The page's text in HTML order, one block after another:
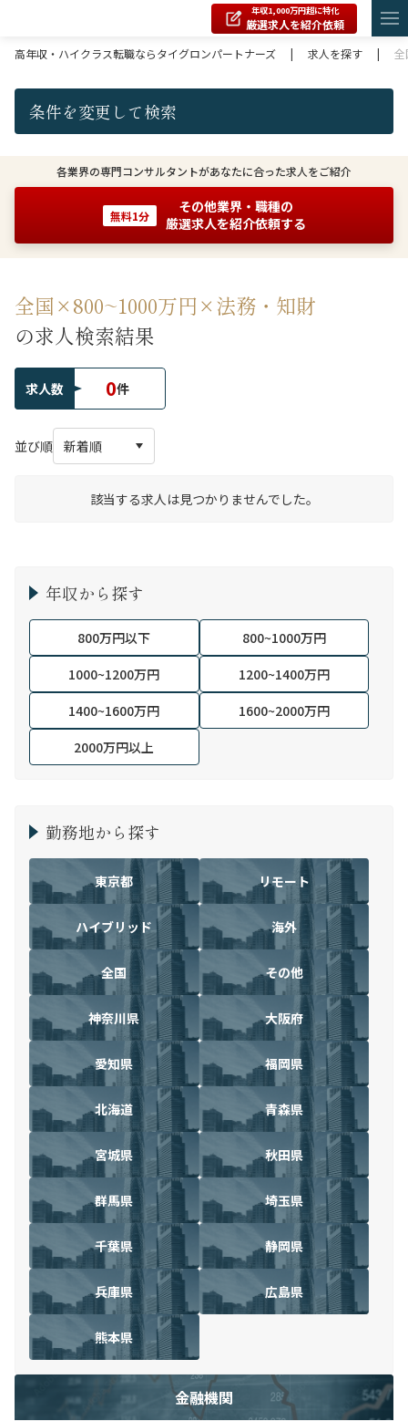
年収1,000万円超に特化
厳選求人を紹介依頼
高年収・ハイクラス転職ならタイグロンパートナーズ
| 求人を探す |
条件を変更して検索
各業界の専門コンサルタントがあなたに合った求人をご紹介
無料1分
その他業界・職種の
厳選求人を紹介依頼する
全国×800~1000万円×法務・知財
の求人検索結果
求人数 0件
並び順
該当する求人は見つかりませんでした。
年収から探す
800万円以下
800~1000万円
1000~1200万円
1200~1400万円
1400~1600万円
1600~2000万円
2000万円以上
勤務地から探す
東京都 リモート
ハイブリッド 海外
全国 その他
神奈川県 大阪府
愛知県 福岡県
北海道 青森県
宮城県 秋田県
群馬県 埼玉県
千葉県 静岡県
兵庫県 広島県
熊本県
金融機関